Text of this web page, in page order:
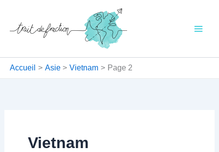
contenu
Accueil Asie Vietnam Page 2
Vietnam